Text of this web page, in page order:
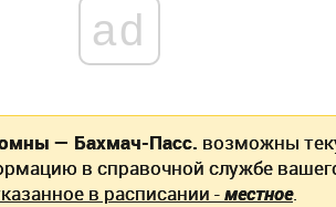
ad
— Бахмач-Пасс. возможны
в справочной службе
в расписании -местное.